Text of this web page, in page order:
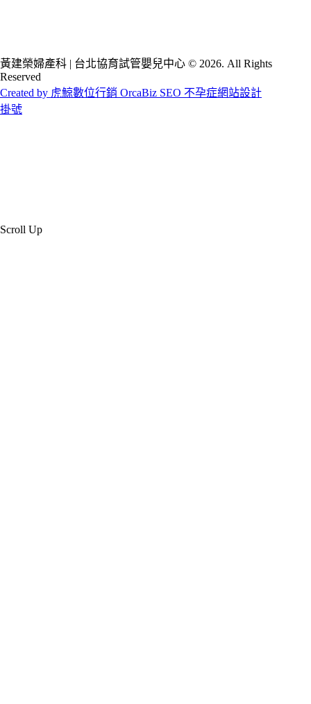
黃建榮婦產科 | 台北協育試管嬰兒中心 © 2026. All Rights
Reserved
Created by 虎鯨數位行銷 OrcaBiz SEO 不孕症網站設計
掛號
Scroll Up